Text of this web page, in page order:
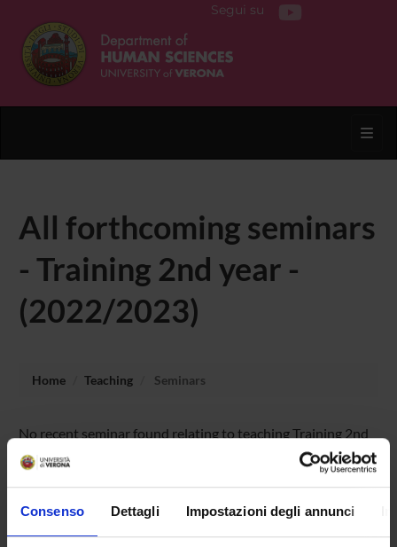
Consenso Dettagli Impostazioni degli annunci
Segui su
All forthcoming seminars
- Training 2nd year -
(2022/2023)
Home Teaching Seminars
No recent seminar found relating to teaching Training 2nd
year.
STUDYING